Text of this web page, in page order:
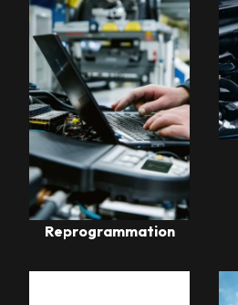
Reprogrammation